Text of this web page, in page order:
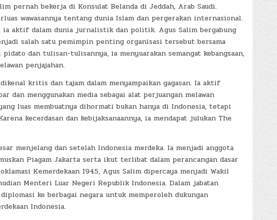
pernah bekerja di Konsulat Belanda di Jeddah, Arab Saudi.
wawasannya tentang dunia Islam dan pergerakan internasional.
ia aktif dalam dunia jurnalistik dan politik. Agus Salim bergabung
salah satu pemimpin penting organisasi tersebut bersama
pidato dan tulisan-tulisannya, ia menyuarakan semangat kebangsaan,
penjajahan.
kritis dan tajam dalam menyampaikan gagasan. Ia aktif
dan menggunakan media sebagai alat perjuangan melawan
luas membuatnya dihormati bukan hanya di Indonesia, tetapi
kecerdasan dan kebijaksanaannya, ia mendapat julukan The
menjelang dan setelah Indonesia merdeka. Ia menjadi anggota
Piagam Jakarta serta ikut terlibat dalam perancangan dasar
Kemerdekaan 1945, Agus Salim dipercaya menjadi Wakil
Menteri Luar Negeri Republik Indonesia. Dalam jabatan
ke berbagai negara untuk memperoleh dukungan
Indonesia.